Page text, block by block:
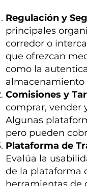
Regulación y
principales
corredor o
que ofrezcan
como la
almacenamiento
Comisiones y
comprar, vender
Algunas
pero pueden
Plataforma de
Evalúa la
de la plataforma
herramientas de